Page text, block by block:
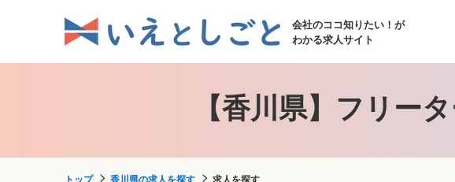
会社のココ知りたい！が
わかる求人サイト
【香川県】フリー
トップ 香川県の求人を探す 求人を探す